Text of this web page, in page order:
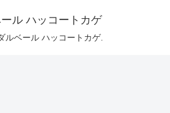
ル ハッコートカゲ
ルベール ハッコートカゲ.